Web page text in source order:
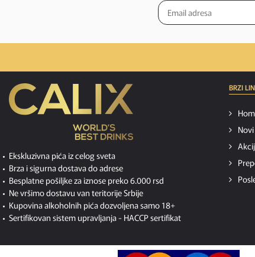
Ekskluzivna pića iz celog sveta
Brza i sigurna dostava do adrese
Besplatne pošiljke za iznose preko 6.000 rsd
Ne vršimo dostavu van teritorije Srbije
Kupovina alkoholnih pića dozvoljena samo 18+
Sertifikovan sistem upravljanja - HACCP sertifikat
BRZI